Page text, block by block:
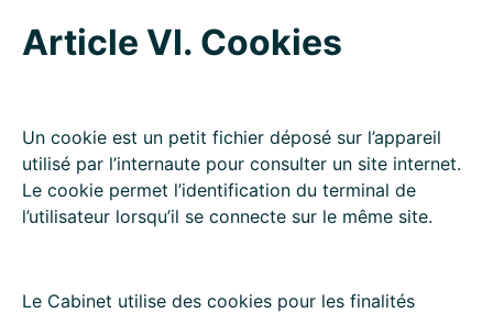
Article VI. Cookies
Un cookie est un petit fichier déposé sur l’appareil
utilisé par l’internaute pour consulter un site internet.
Le cookie permet l’identification du terminal de
l’utilisateur lorsqu’il se connecte sur le même site.
Le Cabinet utilise des cookies pour les finalités